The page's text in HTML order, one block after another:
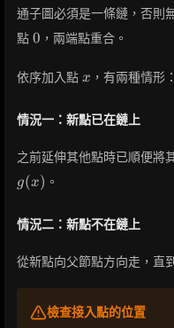
x-1
通子圖必須是一條鏈，否則
點 0
0 ，兩端點重合。
依序加入點 x
x ，有兩種情形：
情況一：新點已在鏈上
之前延伸其他點時已順便將
g(x) 。
情況二：新點不在鏈上
從新點向父節點方向走，直
檢查接入點的位置